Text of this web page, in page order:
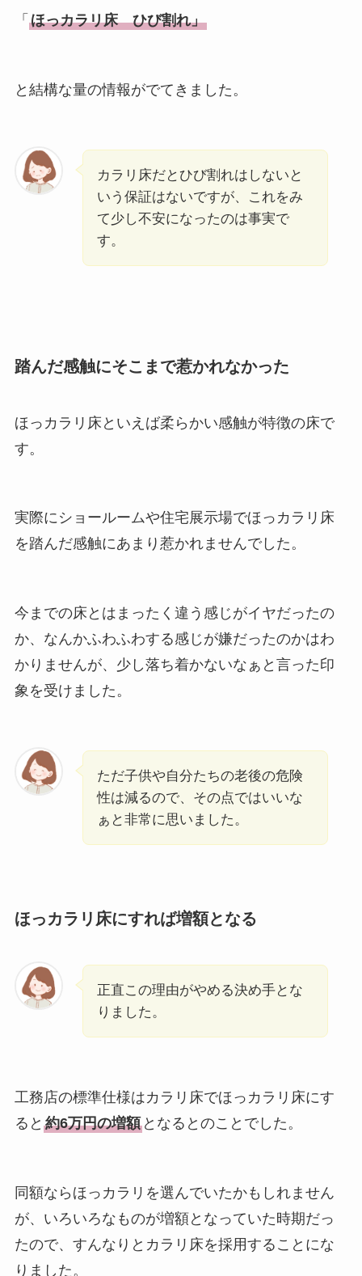
「 ほっカラリ床 ひび割れ」
と結構な量の情報がでてきました。
カラリ床だとひび割れはしないと
いう保証はないですが、これをみ
て少し不安になったのは事実で
す。
踏んだ感触にそこまで惹かれなかった
ほっカラリ床といえば柔らかい感触が特徴の床で
す。
実際にショールームや住宅展示場でほっカラリ床
を踏んだ感触にあまり惹かれませんでした。
今までの床とはまったく違う感じがイヤだったの
か、なんかふわふわする感じが嫌だったのかはわ
かりませんが、少し落ち着かないなぁと言った印
象を受けました。
ただ子供や自分たちの老後の危険
性は減るので、その点ではいいな
ぁと非常に思いました。
ほっカラリ床にすれば増額となる
正直この理由がやめる決め手とな
りました。
工務店の標準仕様はカラリ床でほっカラリ床にす
ると 約6万円の増額となるとのことでした。
同額ならほっカラリを選んでいたかもしれません
が、いろいろなものが増額となっていた時期だっ
たので、すんなりとカラリ床を採用することにな
りました。